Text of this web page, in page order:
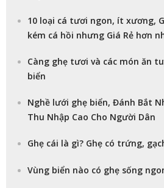
10 loại cá tươi ngon, ít xương,
kém cá hồi nhưng Giá Rẻ hơn
Càng ghẹ tươi và các món ăn
biển
Nghề lưới ghẹ biển, Đánh Bắt
Thu Nhập Cao Cho Người Dân
Ghẹ cái là gì? Ghẹ có trứng,
Vùng biển nào có ghẹ sống